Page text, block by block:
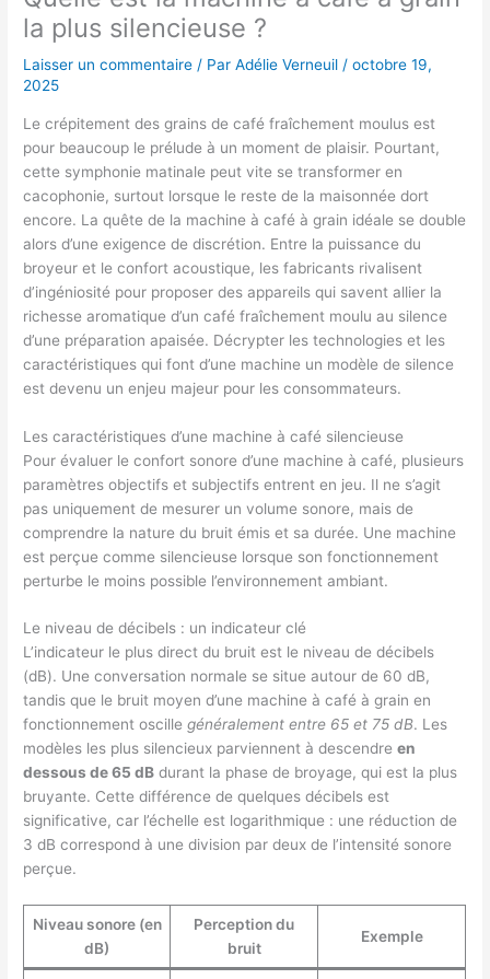
la plus silencieuse ?
Laisser un commentaire / ParAdélie Verneuil /octobre 19,
2025
Le crépitement des grains de café fraîchement moulus est
pour beaucoup le prélude à un moment de plaisir. Pourtant,
cette symphonie matinale peut vite se transformer en
cacophonie, surtout lorsque le reste de la maisonnée dort
encore. La quête de la machine à café à grain idéale se double
alors d’une exigence de discrétion. Entre la puissance du
broyeur et le confort acoustique, les fabricants rivalisent
d’ingéniosité pour proposer des appareils qui savent allier la
richesse aromatique d’un café fraîchement moulu au silence
d’une préparation apaisée. Décrypter les technologies et les
caractéristiques qui font d’une machine un modèle de silence
est devenu un enjeu majeur pour les consommateurs.
Les caractéristiques d’une machine à café silencieuse
Pour évaluer le confort sonore d’une machine à café, plusieurs
paramètres objectifs et subjectifs entrent en jeu. Il ne s’agit
pas uniquement de mesurer un volume sonore, mais de
comprendre la nature du bruit émis et sa durée. Une machine
est perçue comme silencieuse lorsque son fonctionnement
perturbe le moins possible l’environnement ambiant.
Le niveau de décibels : un indicateur clé
L’indicateur le plus direct du bruit est le niveau de décibels
(dB). Une conversation normale se situe autour de 60 dB,
tandis que le bruit moyen d’une machine à café à grain en
fonctionnement oscillegénéralement entre 65 et 75 dB. Les
modèles les plus silencieux parviennent à descendreen
dessous de 65 dB durant la phase de broyage, qui est la plus
bruyante. Cette différence de quelques décibels est
significative, car l’échelle est logarithmique : une réduction de
3 dB correspond à une division par deux de l’intensité sonore
perçue.
Niveau sonore (en
dB)
Perception du
bruit
Exemple